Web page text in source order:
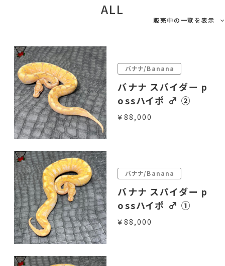
ALL
販売中の一覧を表示
バナナ/Banana
バナナ スパイダー p
ossハイポ ♂ ②
￥88,000
バナナ/Banana
バナナ スパイダー p
ossハイポ ♂ ①
￥88,000